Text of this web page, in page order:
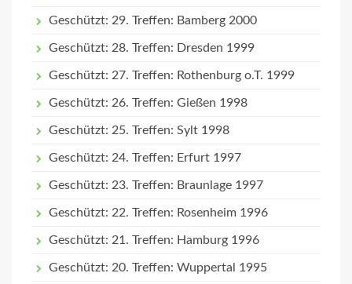
Geschützt: 29. Treffen: Bamberg 2000
Geschützt: 28. Treffen: Dresden 1999
Geschützt: 27. Treffen: Rothenburg o.T. 1999
Geschützt: 26. Treffen: Gießen 1998
Geschützt: 25. Treffen: Sylt 1998
Geschützt: 24. Treffen: Erfurt 1997
Geschützt: 23. Treffen: Braunlage 1997
Geschützt: 22. Treffen: Rosenheim 1996
Geschützt: 21. Treffen: Hamburg 1996
Geschützt: 20. Treffen: Wuppertal 1995